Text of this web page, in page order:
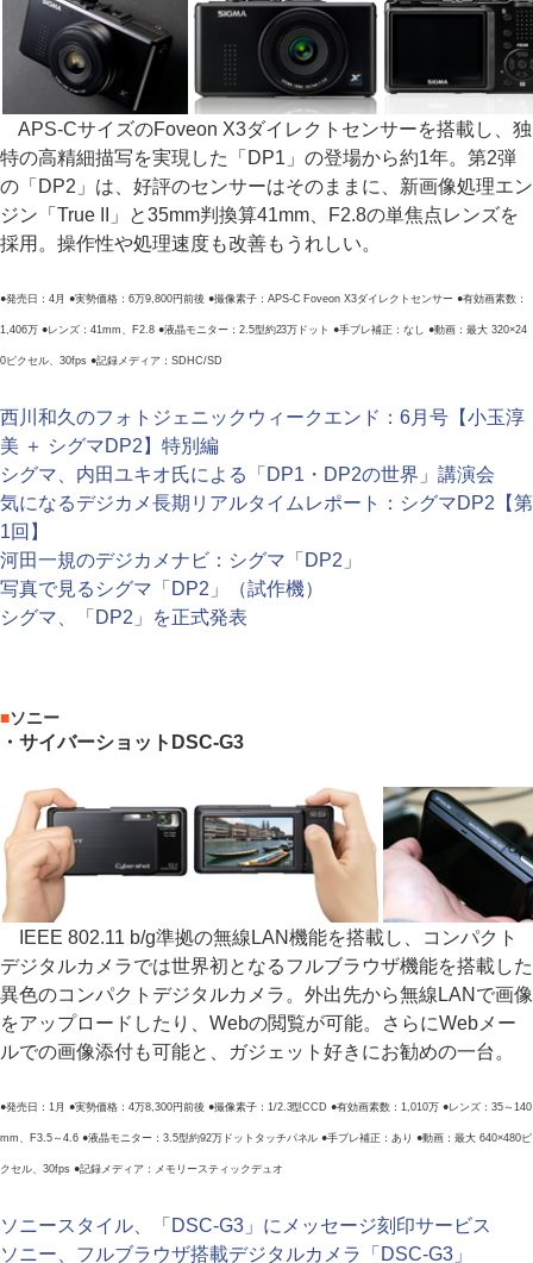
APS-CサイズのFoveon X3ダイレクトセンサーを搭載し、独
特の高精細描写を実現した「DP1」の登場から約1年。第2弾
の「DP2」は、好評のセンサーはそのままに、新画像処理エン
ジン「True II」と35mm判換算41mm、F2.8の単焦点レンズを
採用。操作性や処理速度も改善もうれしい。
●発売日：4月 ●実勢価格：6万9,800円前後 ●撮像素子：APS-C Foveon X3ダイレクトセンサー ●有効画素数：
1,406万 ●レンズ：41mm、F2.8 ●液晶モニター：2.5型約23万ドット ●手ブレ補正：なし ●動画：最大 320×24
0ピクセル、30fps ●記録メディア：SDHC/SD
西川和久のフォトジェニックウィークエンド：6月号【小玉淳
美 ＋ シグマDP2】特別編
シグマ、内田ユキオ氏による「DP1・DP2の世界」講演会
気になるデジカメ長期リアルタイムレポート：シグマDP2【第
1回】
河田一規のデジカメナビ：シグマ「DP2」
写真で見るシグマ「DP2」（試作機）
シグマ、「DP2」を正式発表
■ソニー
・サイバーショットDSC-G3
IEEE 802.11 b/g準拠の無線LAN機能を搭載し、コンパクト
デジタルカメラでは世界初となるフルブラウザ機能を搭載した
異色のコンパクトデジタルカメラ。外出先から無線LANで画像
をアップロードしたり、Webの閲覧が可能。さらにWebメー
ルでの画像添付も可能と、ガジェット好きにお勧めの一台。
●発売日：1月 ●実勢価格：4万8,300円前後 ●撮像素子：1/2.3型CCD ●有効画素数：1,010万 ●レンズ：35～140
mm、F3.5～4.6 ●液晶モニター：3.5型約92万ドットタッチパネル ●手ブレ補正：あり ●動画：最大 640×480ピ
クセル、30fps ●記録メディア：メモリースティックデュオ
ソニースタイル、「DSC-G3」にメッセージ刻印サービス
ソニー、フルブラウザ搭載デジタルカメラ「DSC-G3」